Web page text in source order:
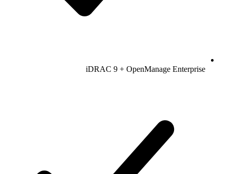
iDRAC 9 + OpenManage Enterprise